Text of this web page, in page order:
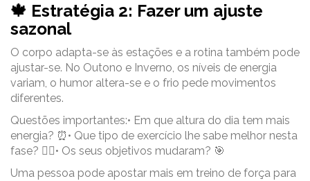
🍁 Estratégia 2: Fazer um ajuste
sazonal
O corpo adapta-se às estações e a rotina também pode
ajustar-se. No Outono e Inverno, os níveis de energia
variam, o humor altera-se e o frio pede movimentos
diferentes.
Questões importantes:• Em que altura do dia tem mais
energia? ⏰ • Que tipo de exercício lhe sabe melhor nesta
fase? 🏋️‍♀️• Os seus objetivos mudaram? 🎯
Uma pessoa pode apostar mais em treino de força para